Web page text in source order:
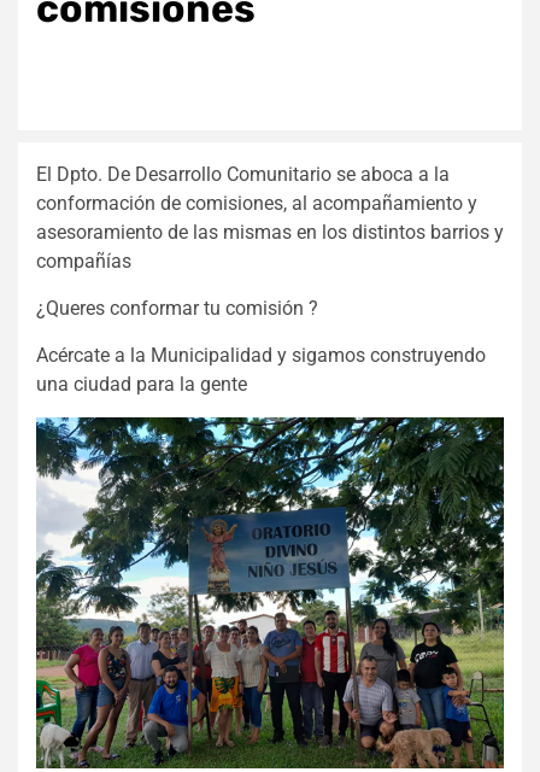
El Dpto. De Desarrollo Comunitario se aboca a la
conformación de comisiones, al acompañamiento y
asesoramiento de las mismas en los distintos barrios y
compañías
¿Queres conformar tu comisión ?
Acércate a la Municipalidad y sigamos construyendo
una ciudad para la gente